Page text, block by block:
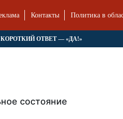
Контакты Политика в
КОРОТКИЙ ОТВЕТ — «ДА!»
состояние